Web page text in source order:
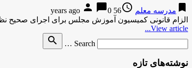
bookmark مدرسه معلم access_time
56 years ago
person chat_bubble0
الزام قانونی کمیسیون آموزش مجلس برای اجرای صحیح
View article...
Search …
search
نوشته‌های تازه